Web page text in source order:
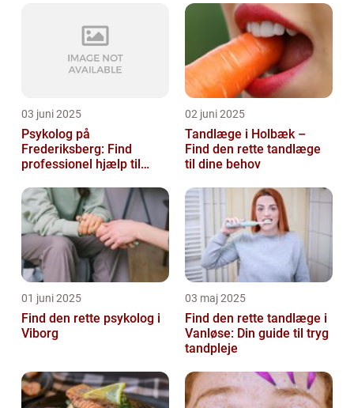
03 juni 2025
Psykolog på
Frederiksberg: Find
professionel hjælp til
02 juni 2025
Tandlæge i Holbæk –
Find den rette tandlæge
til dine behov
01 juni 2025
Find den rette psykolog i
Viborg
03 maj 2025
Find den rette tandlæge i
Vanløse: Din guide til tryg
tandpleje